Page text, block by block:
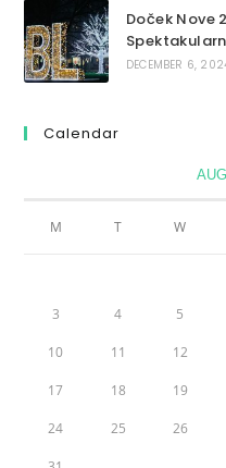
Doček Nove
DECEMBER 6,
Calendar
M T W
3 4 5
10 11 12
17 18 19
24 25 26